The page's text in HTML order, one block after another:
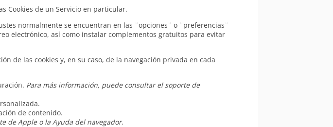
Cookies de un Servicio en particular.
normalmente se encuentran en las ¨opciones¨ o ¨preferencias¨
electrónico, así como instalar complementos gratuitos para evitar
de las cookies y, en su caso, de la navegación privada en cada
Para más información, puede consultar el soporte de
de contenido.
de Apple o la Ayuda del navegador.